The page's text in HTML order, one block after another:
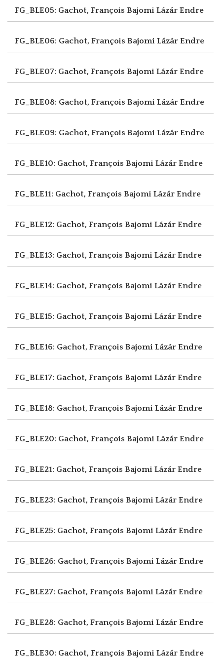
FG_BLE05: Gachot, François Bajomi Lázár Endre
FG_BLE06: Gachot, François Bajomi Lázár Endre
FG_BLE07: Gachot, François Bajomi Lázár Endre
FG_BLE08: Gachot, François Bajomi Lázár Endre
FG_BLE09: Gachot, François Bajomi Lázár Endre
FG_BLE10: Gachot, François Bajomi Lázár Endre
FG_BLE11: Gachot, François Bajomi Lázár Endre
FG_BLE12: Gachot, François Bajomi Lázár Endre
FG_BLE13: Gachot, François Bajomi Lázár Endre
FG_BLE14: Gachot, François Bajomi Lázár Endre
FG_BLE15: Gachot, François Bajomi Lázár Endre
FG_BLE16: Gachot, François Bajomi Lázár Endre
FG_BLE17: Gachot, François Bajomi Lázár Endre
FG_BLE18: Gachot, François Bajomi Lázár Endre
FG_BLE20: Gachot, François Bajomi Lázár Endre
FG_BLE21: Gachot, François Bajomi Lázár Endre
FG_BLE23: Gachot, François Bajomi Lázár Endre
FG_BLE25: Gachot, François Bajomi Lázár Endre
FG_BLE26: Gachot, François Bajomi Lázár Endre
FG_BLE27: Gachot, François Bajomi Lázár Endre
FG_BLE28: Gachot, François Bajomi Lázár Endre
FG_BLE30: Gachot, François Bajomi Lázár Endre